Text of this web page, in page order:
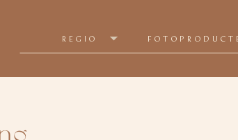
REGIO